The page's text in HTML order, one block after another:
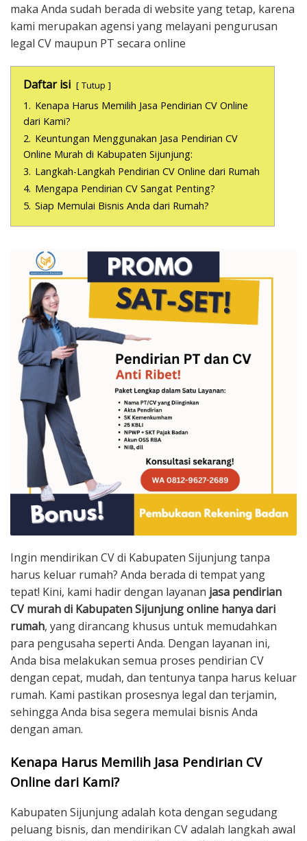
maka Anda sudah berada di website yang tetap, karena
kami merupakan agensi yang melayani pengurusan
legal CV maupun PT secara online
Daftar isi Tutup
1. Kenapa Harus Memilih Jasa Pendirian CV Online
dari Kami?
2. Keuntungan Menggunakan Jasa Pendirian CV
Online Murah di Kabupaten Sijunjung:
3. Langkah-Langkah Pendirian CV Online dari Rumah
4. Mengapa Pendirian CV Sangat Penting?
5. Siap Memulai Bisnis Anda dari Rumah?
Ingin mendirikan CV di Kabupaten Sijunjung tanpa
harus keluar rumah? Anda berada di tempat yang
tepat! Kini, kami hadir dengan layanan jasa pendirian
CV murah di Kabupaten Sijunjung online hanya dari
rumah, yang dirancang khusus untuk memudahkan
para pengusaha seperti Anda. Dengan layanan ini,
Anda bisa melakukan semua proses pendirian CV
dengan cepat, mudah, dan tentunya tanpa harus keluar
rumah. Kami pastikan prosesnya legal dan terjamin,
sehingga Anda bisa segera memulai bisnis Anda
dengan aman.
Kenapa Harus Memilih Jasa Pendirian CV
Online dari Kami?
Kabupaten Sijunjung adalah kota dengan segudang
peluang bisnis, dan mendirikan CV adalah langkah awal